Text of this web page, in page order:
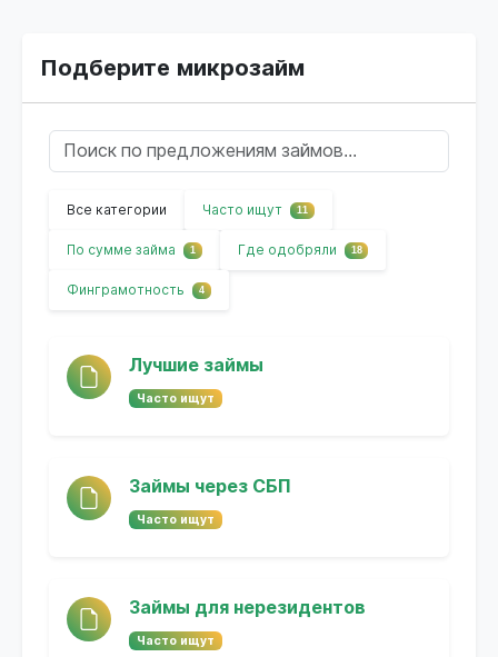
Подберите микрозайм
Все категории Часто ищут 11
По сумме займа 1 Где одобряли 18
Финграмотность 4
Лучшие займы
Часто ищут
Займы через СБП
Часто ищут
Займы для нерезидентов
Часто ищут